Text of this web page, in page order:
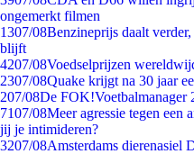
ongemerkt filmen
1307/08Benzineprijs daalt
blijft
4207/08Voedselprijzen
2307/08Quake krijgt na 30 jaar
207/08De FOK!Voetbalmanager
7107/08Meer agressie tegen een
jij je intimideren?
3207/08Amsterdams dierenasiel